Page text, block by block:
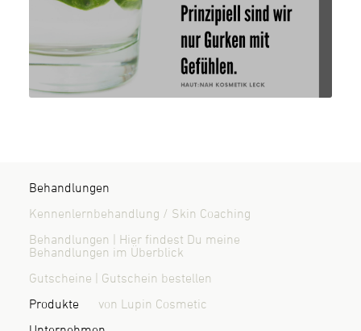
Behandlungen
Kennenlernbehandlung / Skin Coaching
Behandlungen | Hier findest Du meine
Behandlungen im Überblick
Gutscheine | Gutschein bestellen
Produkte
von Lupin Cosmetic